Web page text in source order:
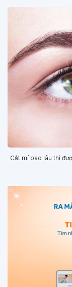
Cắt mí bao lâu thì